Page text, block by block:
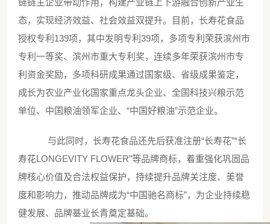
链链主企业带动作用，构建产业链上下游融合创新产业生
态，实现经济效益、社会效益双提升。目前，长寿花食品
授权专利 139项，其中发明专利39项，多项专利荣获滨州市
专利一等奖、滨州市重大专利奖，连续多年荣获滨州市专
利资金奖励，多项科研成果通过国家级、省级成果鉴定，
成长为农业产业化国家重点龙头企业、全国科技兴粮示范
单位、中国粮油领军企业、“中国好粮油”示范企业。
与此同时，长寿花食品还先后获准注册“长寿花”“长
寿花LONGEVITY FLOWER”等品牌商标，着重强化巩固品
牌核心价值及合法权益保护，持续提升品牌关注度、美誉
度和影响力，推动品牌成为“中国驰名商标”，为企业持续稳
健发展、品牌基业长青奠定基础。